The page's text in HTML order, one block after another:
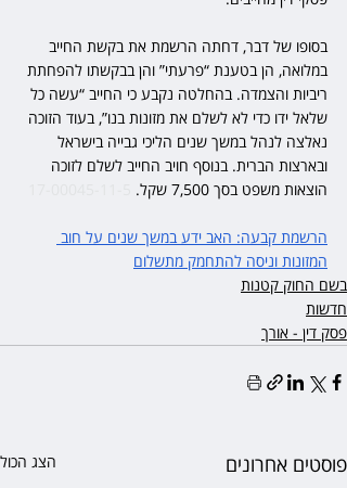
בסופו של דבר, דחתה הרשמת את בקשת החייב
במלואה, הן בטענת “פרעתי” והן בבקשתו להפחתת
ריביות והצמדה. בהחלטה נקבע כי החייב “עשה כל
שלאל ידו כדי לא לשלם את מזונות בנו”, בעוד הזוכה
נאלצה לנהל במשך שנים הליכי גבייה בישראל
ובארצות הברית. בנוסף חויב החייב לשלם לזוכה
הוצאות משפט בסך 7,500 שקל.
הרשמת קבעה: האב ידע במשך שנים על חוב
המזונות וניסה להתחמק מתשלום
בשם החוק קטנות
חדשות
פסק דין - אורך
פוסטים אחרונים הצג הכול